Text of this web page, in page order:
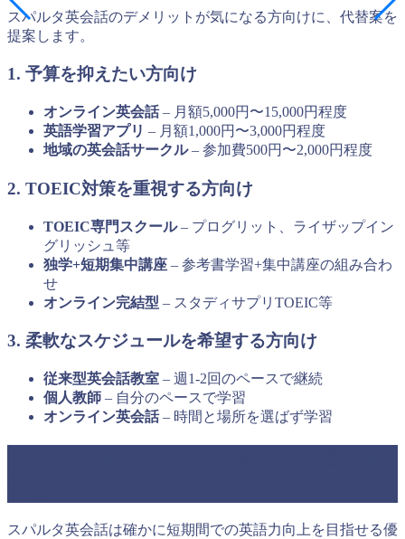
スパルタ英会話のデメリットが気になる方向けに、代替案を
提案します。
1. 予算を抑えたい方向け
オンライン英会話– 月額5,000円〜15,000円程度
英語学習アプリ – 月額1,000円〜3,000円程度
地域の英会話サークル– 参加費500円〜2,000円程度
2. TOEIC対策を重視する方向け
TOEIC専門スクール– プログリット、ライザップイン
グリッシュ等
独学+短期集中講座 – 参考書学習+集中講座の組み合わ
せ
オンライン完結型 – スタディサプリTOEIC等
3. 柔軟なスケジュールを希望する方向け
従来型英会話教室 – 週1-2回のペースで継続
個人教師 – 自分のペースで学習
オンライン英会話– 時間と場所を選ばず学習
スパルタ英会話は確かに短期間での英語力向上を目指せる優